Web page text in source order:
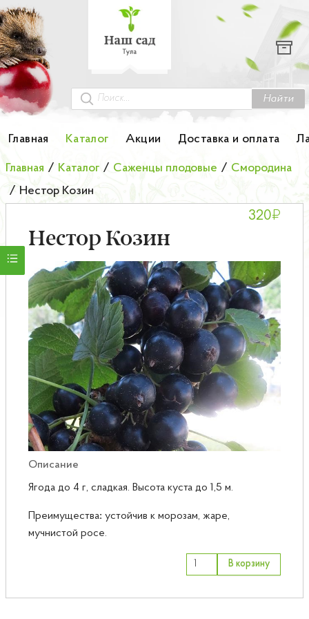
Найти
Главная Каталог Акции Доставка и оплата
Каталог
Гортензии
Грунты
Колоновидные деревья
Лук-севок
Малина
Мини-деревья
НОВИНКА Английские и Японские розы
Саженцы плодовые
Сирень
Главная / Каталог / Саженцы плодовые / Смородина
/ Нестор Козин
Нестор Козин
320₽
Описание
Ягода до 4 г, сладкая. Высота куста до 1,5 м.
Преимущества: устойчив к морозам, жаре,
мучнистой росе.
В корзину